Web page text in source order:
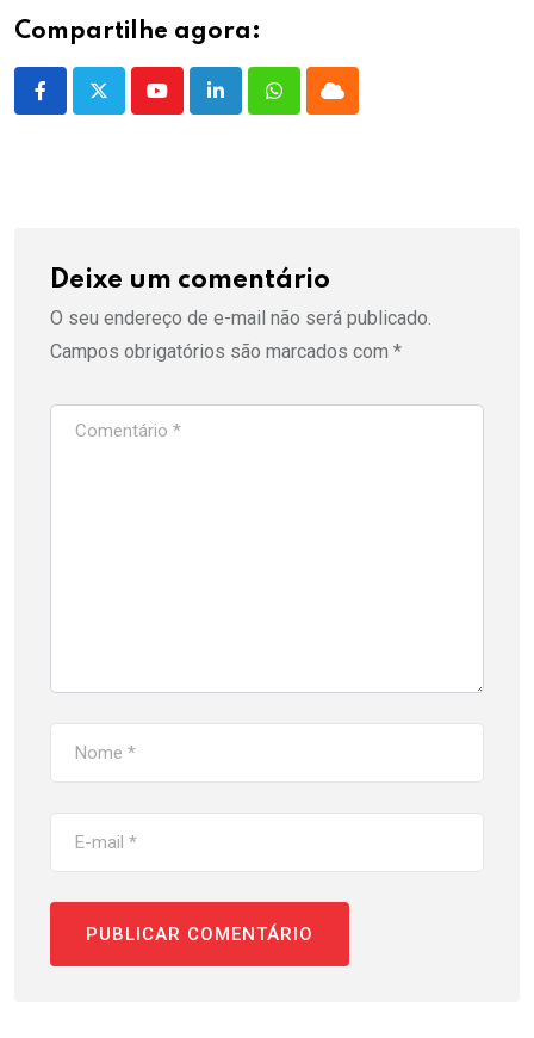
Compartilhe agora:
YoutubeLinkedInWhatsappCloud
Deixe um comentário
O seu endereço de e-mail não será publicado.
Campos obrigatórios são marcados com *